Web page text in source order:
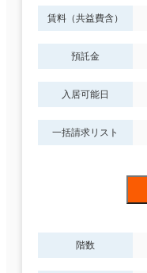
賃料（共益費含）
預託金
入居可能日
一括請求リスト
階数